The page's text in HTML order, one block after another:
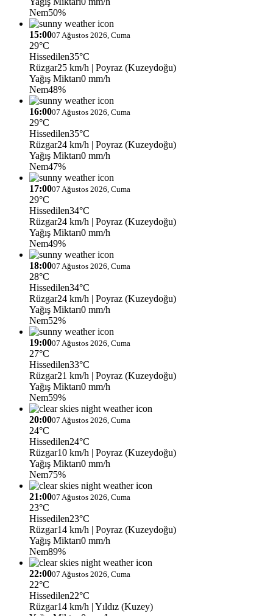
Nem50%
15:0007 Ağustos 2026, Cuma
29°C
Hissedilen35°C
Rüzgar25 km/h | Poyraz (Kuzeydoğu)
Yağış Miktarı0 mm/h
Nem48%
16:0007 Ağustos 2026, Cuma
29°C
Hissedilen35°C
Rüzgar24 km/h | Poyraz (Kuzeydoğu)
Yağış Miktarı0 mm/h
Nem47%
17:0007 Ağustos 2026, Cuma
29°C
Hissedilen34°C
Rüzgar24 km/h | Poyraz (Kuzeydoğu)
Yağış Miktarı0 mm/h
Nem49%
18:0007 Ağustos 2026, Cuma
28°C
Hissedilen34°C
Rüzgar24 km/h | Poyraz (Kuzeydoğu)
Yağış Miktarı0 mm/h
Nem52%
19:0007 Ağustos 2026, Cuma
27°C
Hissedilen33°C
Rüzgar21 km/h | Poyraz (Kuzeydoğu)
Yağış Miktarı0 mm/h
Nem59%
20:0007 Ağustos 2026, Cuma
24°C
Hissedilen24°C
Rüzgar10 km/h | Poyraz (Kuzeydoğu)
Yağış Miktarı0 mm/h
Nem75%
21:0007 Ağustos 2026, Cuma
23°C
Hissedilen23°C
Rüzgar14 km/h | Poyraz (Kuzeydoğu)
Yağış Miktarı0 mm/h
Nem89%
22:0007 Ağustos 2026, Cuma
22°C
Hissedilen22°C
Rüzgar14 km/h | Yıldız (Kuzey)